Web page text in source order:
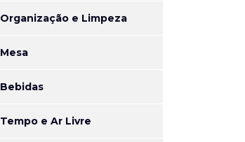
Organização e Limpeza
Mesa
Bebidas
Tempo e Ar Livre